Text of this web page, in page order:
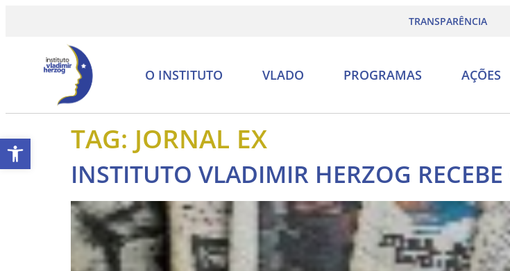
Abrir a barra de ferramentas
TRANSPARÊNCIA
O INSTITUTO VLADO PROGRAMAS AÇÕES
TAG: JORNAL EX
INSTITUTO VLADIMIR HERZOG